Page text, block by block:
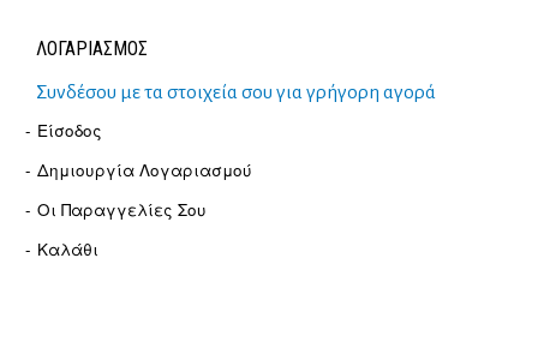
ΛΟΓΑΡΙΑΣΜΟΣ
Συνδέσου με τα στοιχεία σου για γρήγορη αγορά
Είσοδος
Δημιουργία Λογαριασμού
Οι Παραγγελίες Σου
Καλάθι